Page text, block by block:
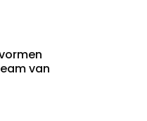
van